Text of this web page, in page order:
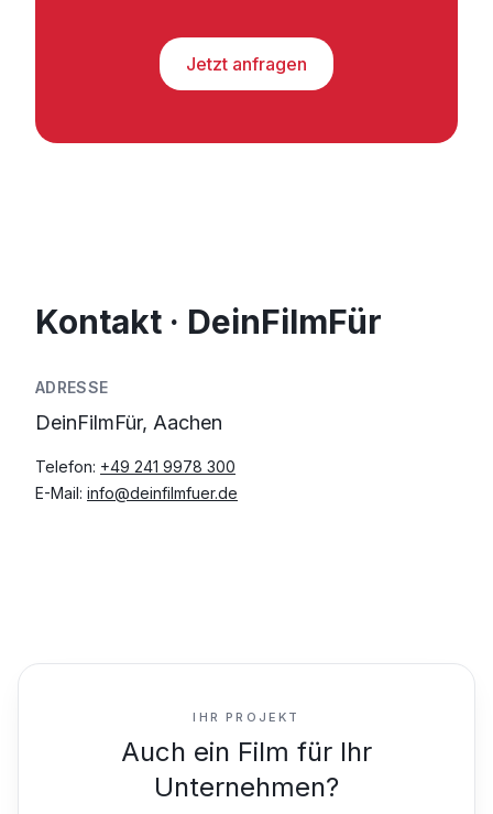
Jetzt anfragen
Kontakt · DeinFilmFür
ADRESSE
DeinFilmFür, Aachen
Telefon: +49 241 9978 300
E-Mail: info@deinfilmfuer.de
IHR PROJEKT
Auch ein Film für Ihr
Unternehmen?